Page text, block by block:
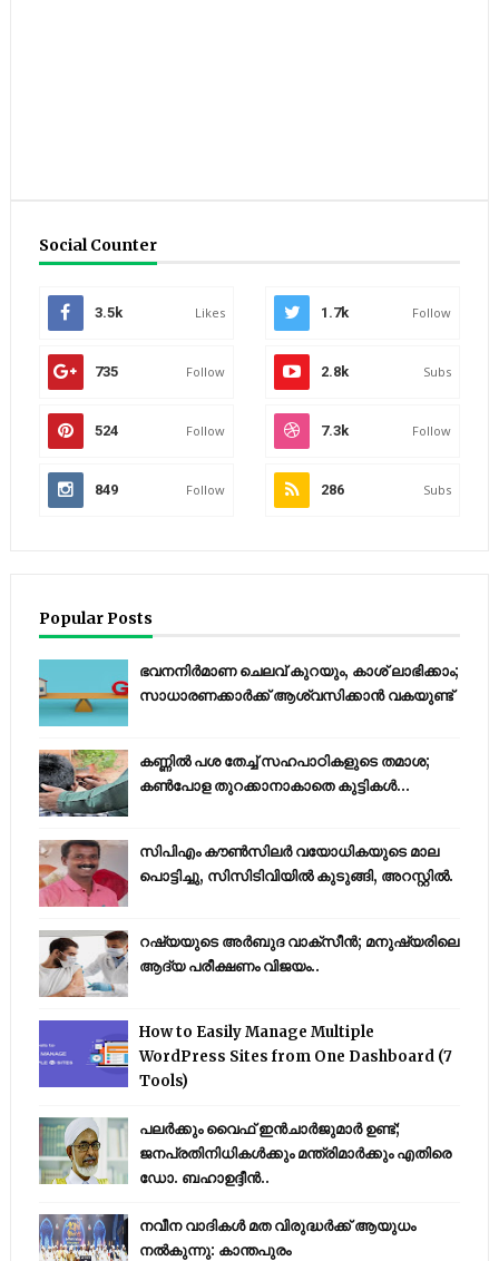
Social Counter
3.5k Likes 1.7k Follow
735 Follow 2.8k Subs
524 Follow 7.3k Follow
849 Follow 286 Subs
Popular Posts
ഭവനനിർമാണ ചെലവ് കുറയും, കാശ് ലാഭിക്കാം;
സാധാരണക്കാർക്ക് ആശ്വസിക്കാൻ വകയുണ്ട്
കണ്ണിൽ പശ തേച്ച് സഹപാഠികളുടെ തമാശ;
കൺപോള തുറക്കാനാകാതെ കുട്ടികൾ...
സിപിഎം കൗണ്‍സിലര്‍ വയോധികയുടെ മാല
പൊട്ടിച്ചു, സിസിടിവിയില്‍ കുടുങ്ങി, അറസ്റ്റില്‍.
റഷ്യയുടെ അര്‍ബുദ വാക്‌സീന്‍; മനുഷ്യരിലെ
ആദ്യ പരീക്ഷണം വിജയം..
How to Easily Manage Multiple
WordPress Sites from One Dashboard (7
Tools)
പലർക്കും വൈഫ് ഇൻചാർജുമാർ ഉണ്ട്;
ജനപ്രതിനിധികൾക്കും മന്ത്രിമാർക്കും എതിരെ
ഡോ. ബഹാഉദ്ദീൻ..
നവീന വാദികൾ മത വിരുദ്ധർക്ക് ആയുധം
നൽകുന്നു: കാന്തപുരം